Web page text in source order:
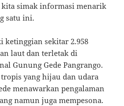
kita simak informasi menarik
satu ini.
ketinggian sekitar 2.958
laut dan terletak di
Gunung Gede Pangrango.
yang hijau dan udara
menawarkan pengalaman
namun juga mempesona.